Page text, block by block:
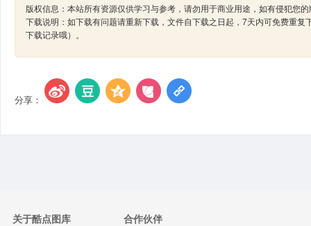
版权信息：本站所有资源仅供学习与参考，请勿用于商业用途，如有侵犯您
下载说明：如下载有问题请重新下载，文件自下载之日起，7天内可免费重
下载记录哦）。
分享：
关于酷点图库 合作伙伴